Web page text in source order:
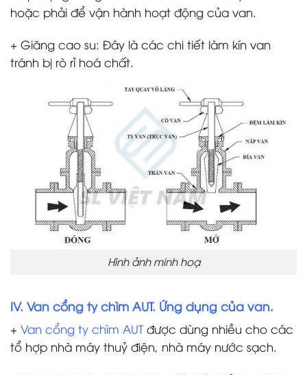
hoặc phải để vận hành hoạt động của van.
+ Giăng cao su: Đây là các chi tiết làm kín van
tránh bị rò rỉ hoá chất.
Hình ảnh minh hoạ
IV. Van cổng ty chìm AUT. Ứng dụng của van.
+ Van cổng ty chìm AUT được dùng nhiều cho các
tổ hợp nhà máy thuỷ điện, nhà máy nước sạch.